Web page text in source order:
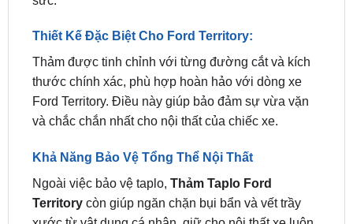
thước chính xác, phù hợp hoàn hảo với dòng xe
Ford Territory. Điều này giúp bảo đảm sự vừa vặn
và chắc chắn nhất cho nội thất của chiếc xe.
Khả Năng Bảo Vệ Tổng Thể Nội Thất
Territorycòn giúp ngăn chặn bụi bẩn và vết trầy
xước từ vật dụng cá nhân, giữ cho nội thất xe luôn
trong tình trạng tốt nhất.